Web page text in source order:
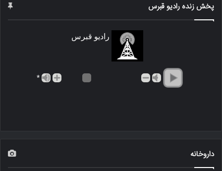
پخش زنده رادیو قبرس
رادیو قبرس
*
داروخانه